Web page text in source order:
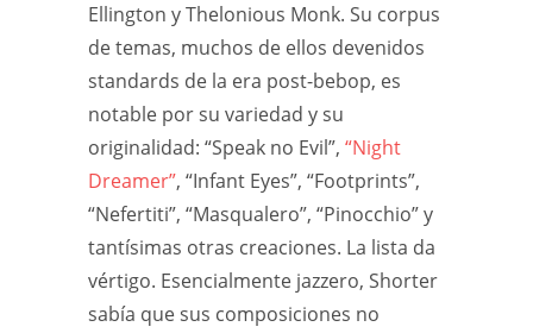
Ellington y Thelonious Monk. Su corpus
de temas, muchos de ellos devenidos
standards de la era post-bebop, es
notable por su variedad y su
originalidad: “Speak no Evil”, “Night
Dreamer”, “Infant Eyes”, “Footprints”,
“Nefertiti”, “Masqualero”, “Pinocchio” y
tantísimas otras creaciones. La lista da
vértigo. Esencialmente jazzero, Shorter
sabía que sus composiciones no